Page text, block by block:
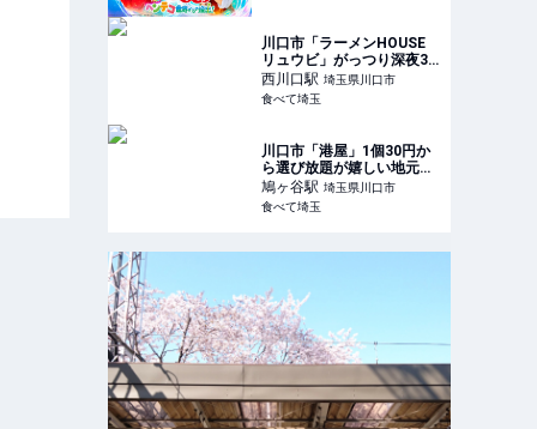
川口市「ラーメンHOUSE
リュウビ」がっつり深夜3
時まで啜れる背脂無双のラ
ーメン
西川口駅 埼玉県川口市
食べて埼玉
川口市「港屋」1個30円か
ら選び放題が嬉しい地元で
大人気のおでんの種屋さん
鳩ヶ谷駅 埼玉県川口市
食べて埼玉